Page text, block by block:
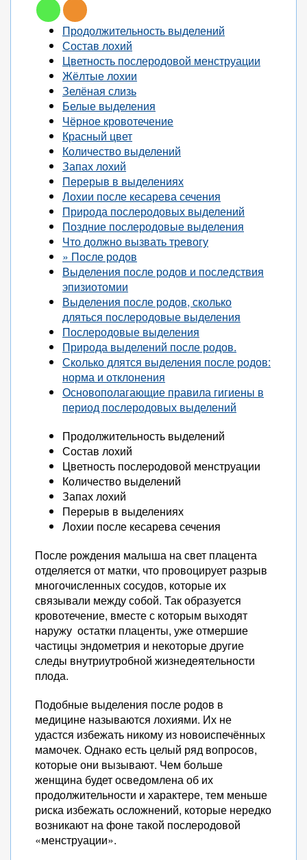
Продолжительность выделений
Состав лохий
Цветность послеродовой менструации
Жёлтые лохии
Зелёная слизь
Белые выделения
Чёрное кровотечение
Красный цвет
Количество выделений
Запах лохий
Перерыв в выделениях
Лохии после кесарева сечения
Природа послеродовых выделений
Поздние послеродовые выделения
Что должно вызвать тревогу
» После родов
Выделения после родов и последствия
эпизиотомии
Выделения после родов, сколько
дляться послеродовые выделения
Послеродовые выделения
Природа выделений после родов.
Сколько длятся выделения после родов:
норма и отклонения
Основополагающие правила гигиены в
период послеродовых выделений
Продолжительность выделений
Состав лохий
Цветность послеродовой менструации
Количество выделений
Запах лохий
Перерыв в выделениях
Лохии после кесарева сечения
После рождения малыша на свет плацента
отделяется от матки, что провоцирует разрыв
многочисленных сосудов, которые их
связывали между собой. Так образуется
кровотечение, вместе с которым выходят
наружу остатки плаценты, уже отмершие
частицы эндометрия и некоторые другие
следы внутриутробной жизнедеятельности
плода.
Подобные выделения после родов в
медицине называются лохиями. Их не
удастся избежать никому из новоиспечённых
мамочек. Однако есть целый ряд вопросов,
которые они вызывают. Чем больше
женщина будет осведомлена об их
продолжительности и характере, тем меньше
риска избежать осложнений, которые нередко
возникают на фоне такой послеродовой
«менструации».